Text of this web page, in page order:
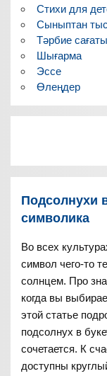
Стихи для
Сыныптан
Тәрбие сағаты
Шығарма
Эссе
Өлеңдер
Подсолнухи
символика
Во всех
символ чего-то
солнцем. Про
когда вы
этой статье
подсолнух в
сочетается. К
доступны